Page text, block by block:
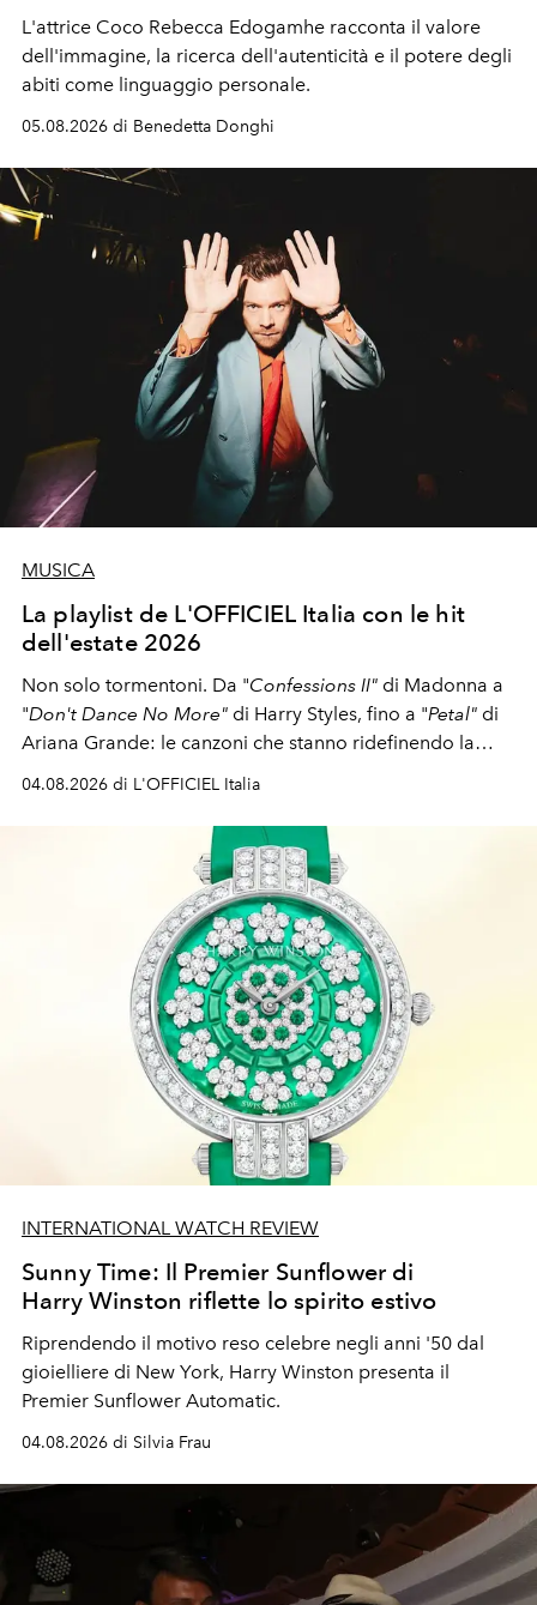
L'attrice Coco Rebecca Edogamhe racconta il valore
dell'immagine, la ricerca dell'autenticità e il potere degli
abiti come linguaggio personale.
05.08.2026 di Benedetta Donghi
MUSICA
La playlist de L'OFFICIEL Italia con le hit
dell'estate 2026
Non solo tormentoni. Da "Confessions II" di Madonna a
"Don't Dance No More" di Harry Styles, fino a "Petal" di
Ariana Grande: le canzoni che stanno ridefinendo la
04.08.2026 di L'OFFICIEL Italia
INTERNATIONAL WATCH REVIEW
Sunny Time: Il Premier Sunflower di
Harry Winston riflette lo spirito estivo
Riprendendo il motivo reso celebre negli anni '50 dal
gioielliere di New York, Harry Winston presenta il
Premier Sunflower Automatic.
04.08.2026 di Silvia Frau